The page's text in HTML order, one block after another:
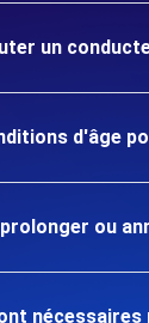
un
d'âge
ou
nécessaires